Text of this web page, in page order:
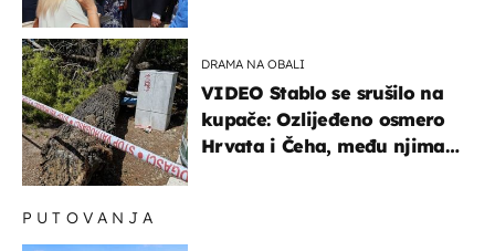
DRAMA NA OBALI
VIDEO Stablo se srušilo na
kupače: Ozlijeđeno osmero
Hrvata i Čeha, među njima
PUTOVANJA